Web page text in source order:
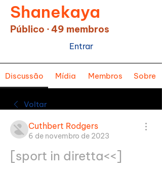
Shanekaya
Público ·49 membros
Entrar
Discussão Mídia Membros Sobre
Voltar
Cuthbert Rodgers
6 de novembro de 2023
[sport in diretta<<]